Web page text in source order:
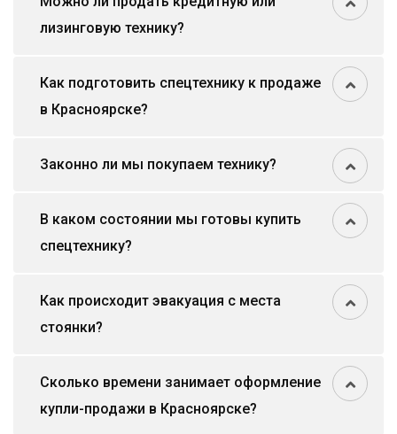
лизинговую технику?
Как подготовить спецтехнику к продаже
в Красноярске?
Законно ли мы покупаем технику?
В каком состоянии мы готовы купить
спецтехнику?
Как происходит эвакуация с места
стоянки?
Сколько времени занимает оформление
купли-продажи в Красноярске?